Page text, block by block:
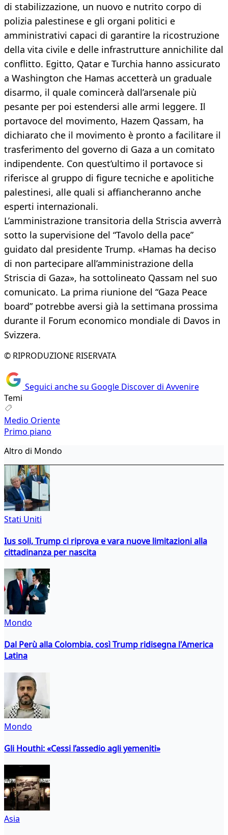
di stabilizzazione, un nuovo e nutrito corpo di
polizia palestinese e gli organi politici e
amministrativi capaci di garantire la ricostruzione
della vita civile e delle infrastrutture annichilite dal
conflitto. Egitto, Qatar e Turchia hanno assicurato
a Washington che Hamas accetterà un graduale
disarmo, il quale comincerà dall’arsenale più
pesante per poi estendersi alle armi leggere. Il
portavoce del movimento, Hazem Qassam, ha
dichiarato che il movimento è pronto a facilitare il
trasferimento del governo di Gaza a un comitato
indipendente. Con quest’ultimo il portavoce si
riferisce al gruppo di figure tecniche e apolitiche
palestinesi, alle quali si affiancheranno anche
esperti internazionali.
L’amministrazione transitoria della Striscia avverrà
sotto la supervisione del “Tavolo della pace”
guidato dal presidente Trump. «Hamas ha deciso
di non partecipare all’amministrazione della
Striscia di Gaza», ha sottolineato Qassam nel suo
comunicato. La prima riunione del “Gaza Peace
board” potrebbe aversi già la settimana prossima
durante il Forum economico mondiale di Davos in
Svizzera.
© RIPRODUZIONE RISERVATA
Seguici anche su Google Discover di Avvenire
Temi
Medio Oriente
Primo piano
Altro di Mondo
Stati Uniti
Ius soli, Trump ci riprova e vara nuove limitazioni alla
cittadinanza per nascita
Mondo
Dal Perù alla Colombia, così Trump ridisegna l'America
Latina
Mondo
Gli Houthi: «Cessi l’assedio agli yemeniti»
Asia